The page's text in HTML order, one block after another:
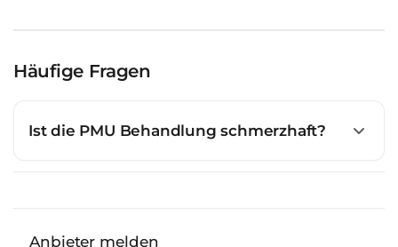
Häufige Fragen
Ist die PMU Behandlung schmerzhaft?
Anbieter melden